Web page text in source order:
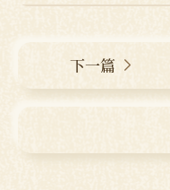
下一篇